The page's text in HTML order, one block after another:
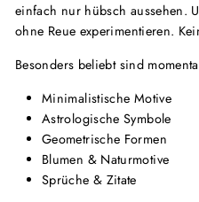
einfach nur hübsch aussehen.
ohne Reue experimentieren.
Besonders beliebt sind
Minimalistische Motive
Astrologische Symbole
Geometrische Formen
Blumen & Naturmotive
Sprüche & Zitate